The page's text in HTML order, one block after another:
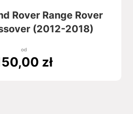
Rover Range Rover
(2012-2018)
od
zł